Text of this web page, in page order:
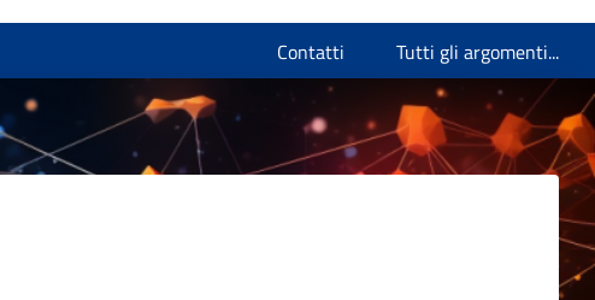
Contatti Tutti gli argomenti...